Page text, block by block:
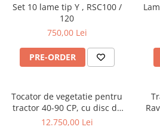
Set 10 lame tip Y , RSC100 /
120
750,00 Lei
PRE-ORDER
Tocator de vegetatie pentru
tractor 40-90 CP, cu disc de
cosire lateral, 170 cm,
12.750,00 Lei